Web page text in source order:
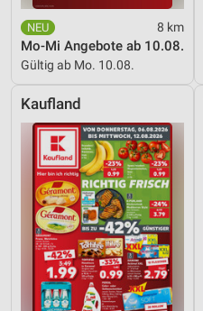
8 km
Mo-Mi Angebote ab 10.08.
Gültig ab Mo. 10.08.
Kaufland